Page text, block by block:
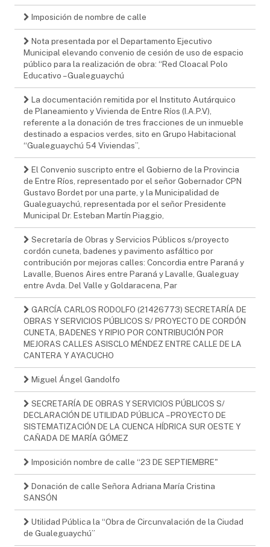
Imposición de nombre de calle
Nota presentada por el Departamento Ejecutivo
Municipal elevando convenio de cesión de uso de espacio
público para la realización de obra: “Red Cloacal Polo
Educativo – Gualeguaychú
La documentación remitida por el Instituto Autárquico
de Planeamiento y Vivienda de Entre Ríos (I.A.P.V),
referente a la donación de tres fracciones de un inmueble
destinado a espacios verdes, sito en Grupo Habitacional
“Gualeguaychú 54 Viviendas”,
El Convenio suscripto entre el Gobierno de la Provincia
de Entre Ríos, representado por el señor Gobernador CPN
Gustavo Bordet por una parte, y la Municipalidad de
Gualeguaychú, representada por el señor Presidente
Municipal Dr. Esteban Martín Piaggio,
Secretaría de Obras y Servicios Públicos s/proyecto
cordón cuneta, badenes y pavimento asfáltico por
contribución por mejoras calles: Concordia entre Paraná y
Lavalle, Buenos Aires entre Paraná y Lavalle, Gualeguay
entre Avda. Del Valle y Goldaracena, Par
GARCÍA CARLOS RODOLFO (21426773) SECRETARÍA DE
OBRAS Y SERVICIOS PÚBLICOS S/ PROYECTO DE CORDÓN
CUNETA, BADENES Y RIPIO POR CONTRIBUCIÓN POR
MEJORAS CALLES ASISCLO MÉNDEZ ENTRE CALLE DE LA
CANTERA Y AYACUCHO
Miguel Ángel Gandolfo
SECRETARÍA DE OBRAS Y SERVICIOS PÚBLICOS S/
DECLARACIÓN DE UTILIDAD PÚBLICA – PROYECTO DE
SISTEMATIZACIÓN DE LA CUENCA HÍDRICA SUR OESTE Y
CAÑADA DE MARÍA GÓMEZ
Imposición nombre de calle “23 DE SEPTIEMBRE"
Donación de calle Señora Adriana María Cristina
SANSÓN
Utilidad Pública la “Obra de Circunvalación de la Ciudad
de Gualeguaychú”